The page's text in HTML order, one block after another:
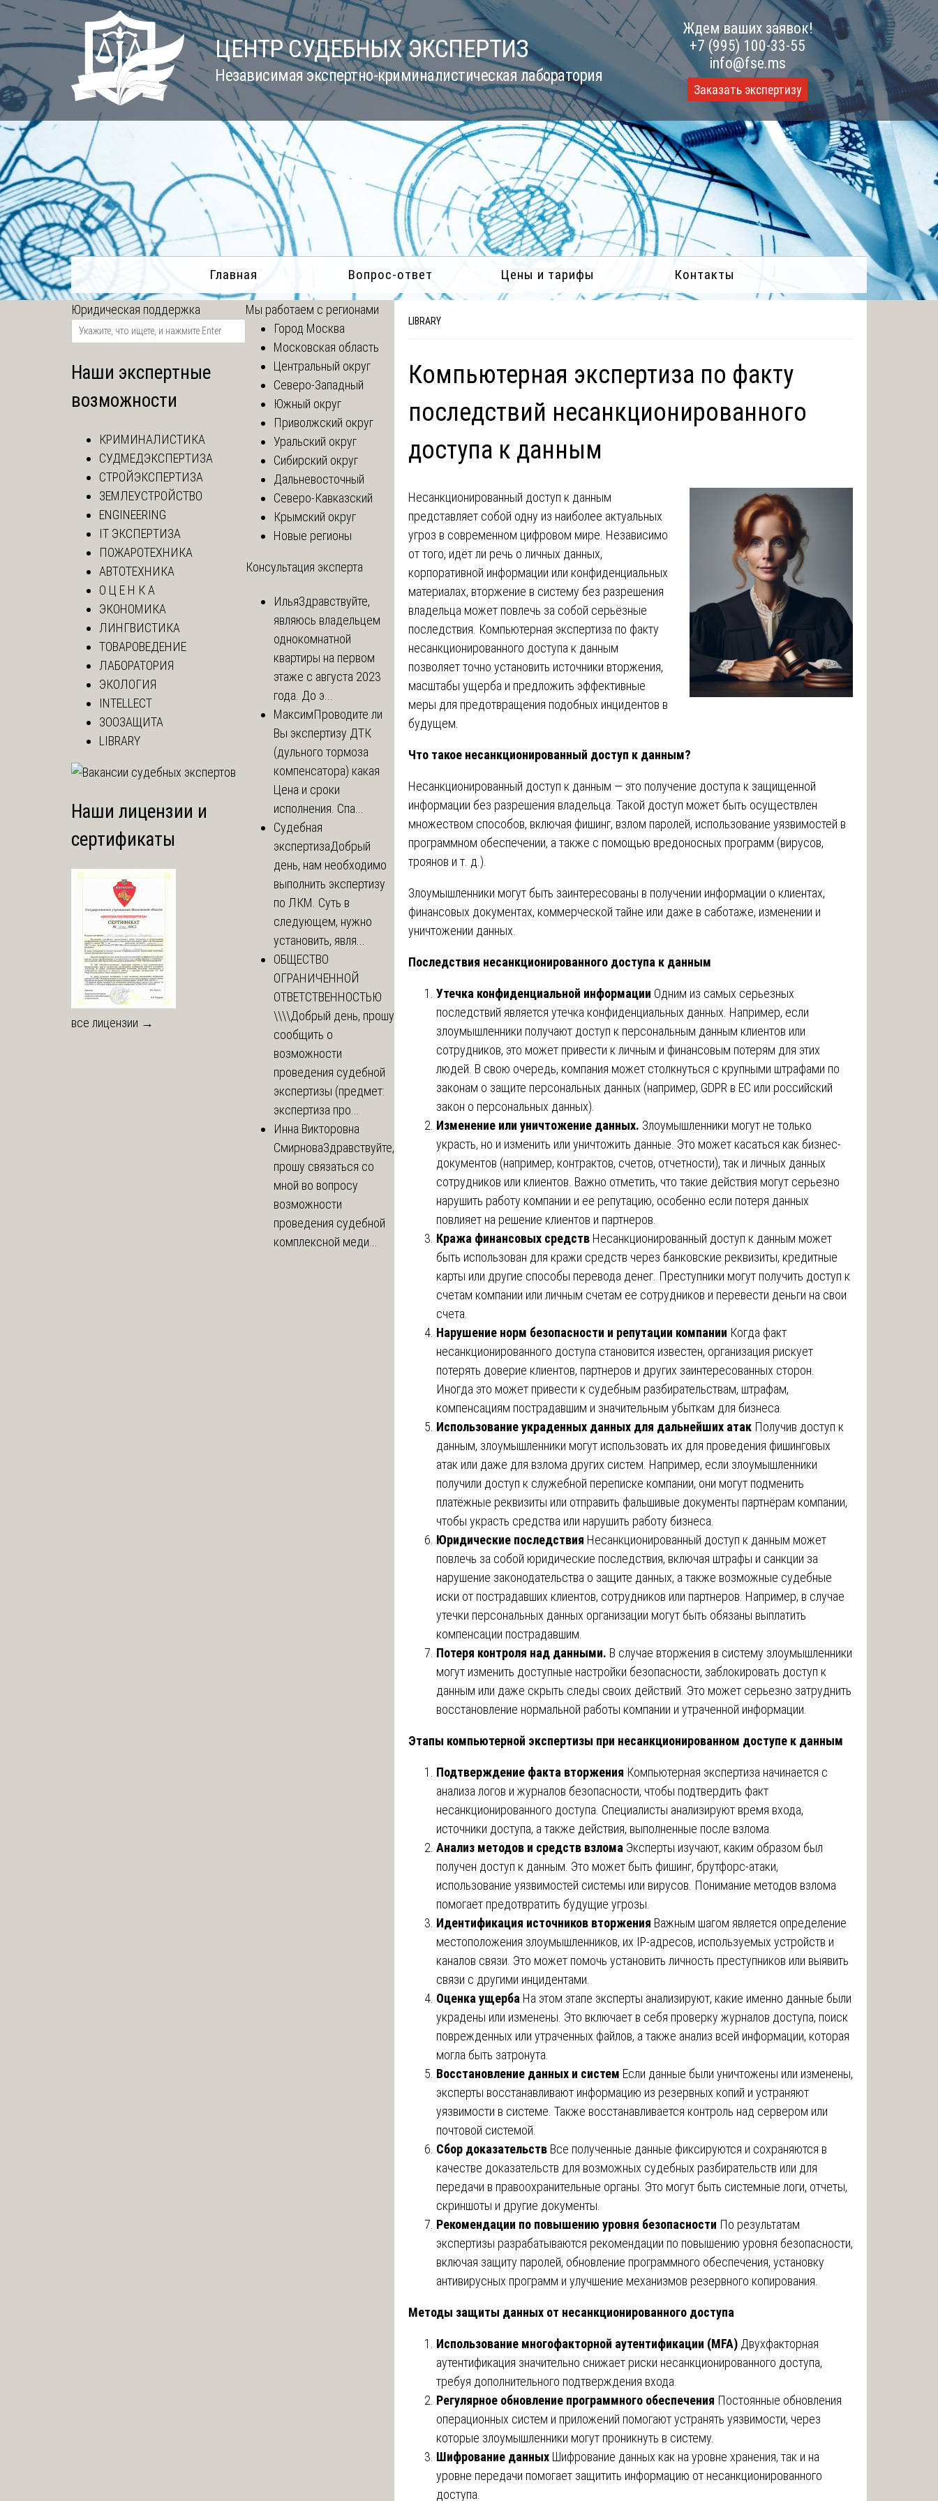
Skip
to
content
ЦЕНТР СУДЕБНЫХ ЭКСПЕРТИЗ
Независимая экспертно-криминалистическая лаборатория
Ждем ваших заявок!
+7 (995) 100-33-55
info@fse.ms
Заказать экспертизу
Главная Вопрос-ответ Цены и тарифы Контакты
LIBRARY
Компьютерная экспертиза по факту
последствий несанкционированного
доступа к данным
Несанкционированный доступ к данным
представляет собой одну из наиболее актуальных
угроз в современном цифровом мире. Независимо
от того, идёт ли речь о личных данных,
корпоративной информации или конфиденциальных
материалах, вторжение в систему без разрешения
владельца может повлечь за собой серьёзные
последствия. Компьютерная экспертиза по факту
несанкционированного доступа к данным
позволяет точно установить источники вторжения,
масштабы ущерба и предложить эффективные
меры для предотвращения подобных инцидентов в
будущем.
Что такое несанкционированный доступ к данным?
Несанкционированный доступ к данным — это получение доступа к защищенной
информации без разрешения владельца. Такой доступ может быть осуществлен
множеством способов, включая фишинг, взлом паролей, использование уязвимостей в
программном обеспечении, а также с помощью вредоносных программ (вирусов,
троянов и т. д.).
Злоумышленники могут быть заинтересованы в получении информации о клиентах,
финансовых документах, коммерческой тайне или даже в саботаже, изменении и
уничтожении данных.
Последствия несанкционированного доступа к данным
Утечка конфиденциальной информации Одним из самых серьезных
последствий является утечка конфиденциальных данных. Например, если
злоумышленники получают доступ к персональным данным клиентов или
сотрудников, это может привести к личным и финансовым потерям для этих
людей. В свою очередь, компания может столкнуться с крупными штрафами по
законам о защите персональных данных (например, GDPR в ЕС или российский
закон о персональных данных).
Изменение или уничтожение данных. Злоумышленники могут не только
украсть, но и изменить или уничтожить данные. Это может касаться как бизнес-
документов (например, контрактов, счетов, отчетности), так и личных данных
сотрудников или клиентов. Важно отметить, что такие действия могут серьезно
нарушить работу компании и ее репутацию, особенно если потеря данных
повлияет на решение клиентов и партнеров.
Кража финансовых средств Несанкционированный доступ к данным может
быть использован для кражи средств через банковские реквизиты, кредитные
карты или другие способы перевода денег. Преступники могут получить доступ к
счетам компании или личным счетам ее сотрудников и перевести деньги на свои
счета.
Нарушение норм безопасности и репутации компании Когда факт
несанкционированного доступа становится известен, организация рискует
потерять доверие клиентов, партнеров и других заинтересованных сторон.
Иногда это может привести к судебным разбирательствам, штрафам,
компенсациям пострадавшим и значительным убыткам для бизнеса.
Использование украденных данных для дальнейших атак Получив доступ к
данным, злоумышленники могут использовать их для проведения фишинговых
атак или даже для взлома других систем. Например, если злоумышленники
получили доступ к служебной переписке компании, они могут подменить
платёжные реквизиты или отправить фальшивые документы партнёрам компании,
чтобы украсть средства или нарушить работу бизнеса.
Юридические последствия Несанкционированный доступ к данным может
повлечь за собой юридические последствия, включая штрафы и санкции за
нарушение законодательства о защите данных, а также возможные судебные
иски от пострадавших клиентов, сотрудников или партнеров. Например, в случае
утечки персональных данных организации могут быть обязаны выплатить
компенсации пострадавшим.
Потеря контроля над данными. В случае вторжения в систему злоумышленники
могут изменить доступные настройки безопасности, заблокировать доступ к
данным или даже скрыть следы своих действий. Это может серьезно затруднить
восстановление нормальной работы компании и утраченной информации.
Этапы компьютерной экспертизы при несанкционированном доступе к данным
Подтверждение факта вторжения Компьютерная экспертиза начинается с
анализа логов и журналов безопасности, чтобы подтвердить факт
несанкционированного доступа. Специалисты анализируют время входа,
источники доступа, а также действия, выполненные после взлома.
Анализ методов и средств взлома Эксперты изучают, каким образом был
получен доступ к данным. Это может быть фишинг, брутфорс-атаки,
использование уязвимостей системы или вирусов. Понимание методов взлома
помогает предотвратить будущие угрозы.
Идентификация источников вторжения Важным шагом является определение
местоположения злоумышленников, их IP-адресов, используемых устройств и
каналов связи. Это может помочь установить личность преступников или выявить
связи с другими инцидентами.
Оценка ущерба На этом этапе эксперты анализируют, какие именно данные были
украдены или изменены. Это включает в себя проверку журналов доступа, поиск
поврежденных или утраченных файлов, а также анализ всей информации, которая
могла быть затронута.
Восстановление данных и систем Если данные были уничтожены или изменены,
эксперты восстанавливают информацию из резервных копий и устраняют
уязвимости в системе. Также восстанавливается контроль над сервером или
почтовой системой.
Сбор доказательств Все полученные данные фиксируются и сохраняются в
качестве доказательств для возможных судебных разбирательств или для
передачи в правоохранительные органы. Это могут быть системные логи, отчеты,
скриншоты и другие документы.
Рекомендации по повышению уровня безопасности По результатам
экспертизы разрабатываются рекомендации по повышению уровня безопасности,
включая защиту паролей, обновление программного обеспечения, установку
антивирусных программ и улучшение механизмов резервного копирования.
Методы защиты данных от несанкционированного доступа
Использование многофакторной аутентификации (MFA) Двухфакторная
аутентификация значительно снижает риски несанкционированного доступа,
требуя дополнительного подтверждения входа.
Регулярное обновление программного обеспечения Постоянные обновления
операционных систем и приложений помогают устранять уязвимости, через
которые злоумышленники могут проникнуть в систему.
Шифрование данных Шифрование данных как на уровне хранения, так и на
уровне передачи помогает защитить информацию от несанкционированного
доступа.
Юридическая поддержка
Наши экспертные
возможности
КРИМИНАЛИСТИКА
СУДМЕДЭКСПЕРТИЗА
СТРОЙЭКСПЕРТИЗА
ЗЕМЛЕУСТРОЙСТВО
ENGINEERING
IT ЭКСПЕРТИЗА
ПОЖАРОТЕХНИКА
АВТОТЕХНИКА
О Ц Е Н К А
ЭКОНОМИКА
ЛИНГВИСТИКА
ТОВАРОВЕДЕНИЕ
ЛАБОРАТОРИЯ
ЭКОЛОГИЯ
INTELLECT
ЗООЗАЩИТА
LIBRARY
Наши лицензии и
сертификаты
все лицензии →
Мы работаем с регионами
Город Москва
Московская область
Центральный округ
Северо-Западный
Южный округ
Приволжский округ
Уральский округ
Сибирский округ
Дальневосточный
Северо-Кавказский
Крымский округ
Новые регионы
Консультация эксперта
ИльяЗдравствуйте,
являюсь владельцем
однокомнатной
квартиры на первом
этаже с августа 2023
года. До э...
МаксимПроводите ли
Вы экспертизу ДТК
(дульного тормоза
компенсатора) какая
Цена и сроки
исполнения. Спа...
Судебная
экспертизаДобрый
день, нам необходимо
выполнить экспертизу
по ЛКМ. Суть в
следующем, нужно
установить, явля...
ОБЩЕСТВО
ОГРАНИЧЕННОЙ
ОТВЕТСТВЕННОСТЬЮ
\\\\Добрый день, прошу
сообщить о
возможности
проведения судебной
экспертизы (предмет:
экспертиза про...
Инна Викторовна
СмирноваЗдравствуйте,
прошу связаться со
мной во вопросу
возможности
проведения судебной
комплексной меди...